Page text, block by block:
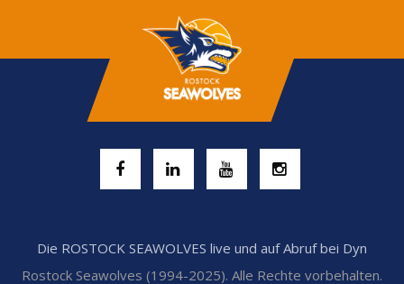
Die ROSTOCK SEAWOLVES live und auf Abruf bei Dyn
Rostock Seawolves (1994-2025). Alle Rechte vorbehalten.